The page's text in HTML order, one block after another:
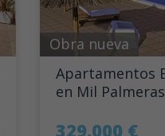
Obra nueva
Apartamentos
en Mil Palmeras
329.000 €